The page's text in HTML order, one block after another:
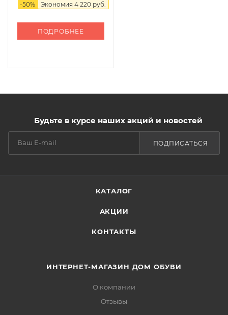
-50% Экономия 4 220 руб.
ПОДРОБНЕЕ
Будьте в курсе наших акций и новостей
ПОДПИСАТЬСЯ
КАТАЛОГ
АКЦИИ
КОНТАКТЫ
ИНТЕРНЕТ-МАГАЗИН ДОМ ОБУВИ
О компании
Отзывы